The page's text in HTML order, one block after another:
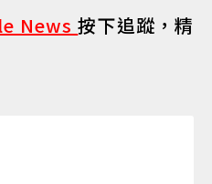
News按下追蹤，精